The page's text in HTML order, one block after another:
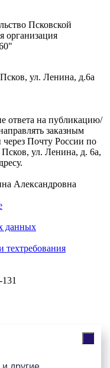
Псковской
организация
ул. Ленина, д.6а
ответа на публикацию/
заказным
Почту России по
Псков, ул. Ленина, д. 6а,
Александровна
данных
техтребования
131